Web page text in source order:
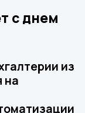
с днем
из
на